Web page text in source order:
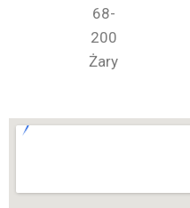
68-
200
Żary